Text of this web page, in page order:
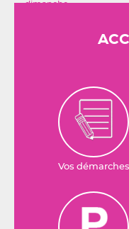
Vos démarches